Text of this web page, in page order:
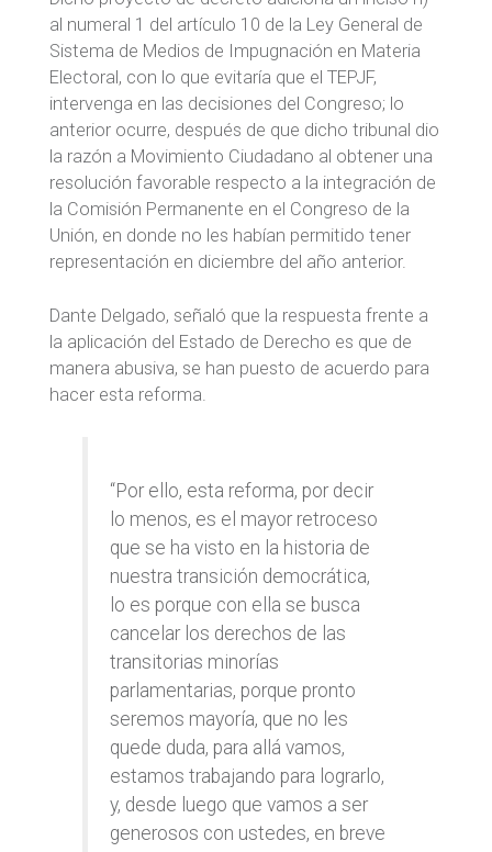
al numeral 1 del artículo 10 de la Ley General de
Sistema de Medios de Impugnación en Materia
Electoral, con lo que evitaría que el TEPJF,
intervenga en las decisiones del Congreso; lo
anterior ocurre, después de que dicho tribunal dio
la razón a Movimiento Ciudadano al obtener una
resolución favorable respecto a la integración de
la Comisión Permanente en el Congreso de la
Unión, en donde no les habían permitido tener
representación en diciembre del año anterior.
Dante Delgado, señaló que la respuesta frente a
la aplicación del Estado de Derecho es que de
manera abusiva, se han puesto de acuerdo para
hacer esta reforma.
“Por ello, esta reforma, por decir
lo menos, es el mayor retroceso
que se ha visto en la historia de
nuestra transición democrática,
lo es porque con ella se busca
cancelar los derechos de las
transitorias minorías
parlamentarias, porque pronto
seremos mayoría, que no les
quede duda, para allá vamos,
estamos trabajando para lograrlo,
y, desde luego que vamos a ser
generosos con ustedes, en breve